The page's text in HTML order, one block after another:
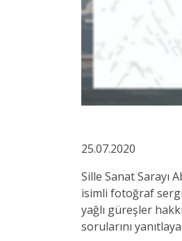
25.07.2020
Sille Sanat Sarayı
isimli fotoğraf
yağlı güreşler
sorularını